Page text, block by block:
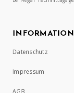
Datenschutz
Impressum